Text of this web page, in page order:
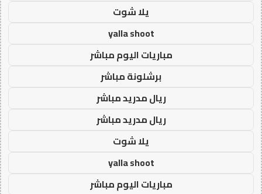
يلا شوت
yalla shoot
مباريات اليوم مباشر
برشلونة مباشر
ريال مدريد مباشر
ريال مدريد مباشر
يلا شوت
yalla shoot
مباريات اليوم مباشر